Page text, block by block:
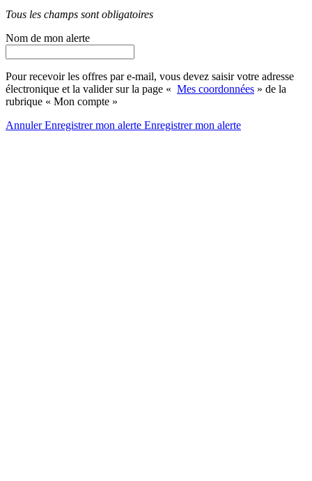
Tous les champs sont obligatoires
Nom de mon alerte
Pour recevoir les offres par e-mail, vous devez saisir votre adresse
électronique et la valider sur la page « Mes coordonnées » de la
rubrique « Mon compte »
AnnulerEnregistrer mon alerte Enregistrermon alerte